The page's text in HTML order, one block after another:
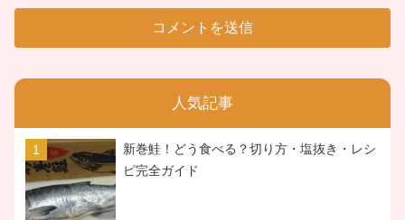
人気記事
新巻鮭！どう食べる？切り方・塩抜き・レシ
ピ完全ガイド